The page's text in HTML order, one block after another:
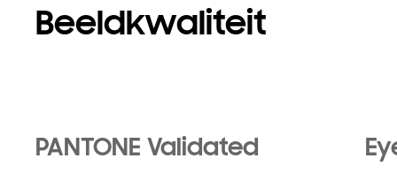
Beeldkwaliteit
PANTONE Validated